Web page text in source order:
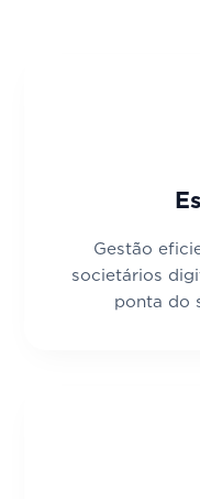
Gestão
societários
ponta do